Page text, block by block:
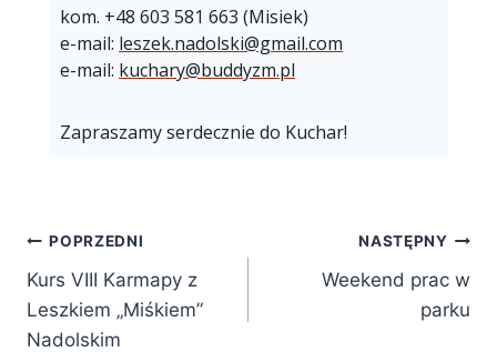
kom. +48 603 581 663 (Misiek)
e-mail: leszek.nadolski@gmail.com
e-mail: kuchary@buddyzm.pl
Zapraszamy serdecznie do Kuchar!
POPRZEDNI
Kurs VIII Karmapy z
Leszkiem „Miśkiem”
Nadolskim
NASTĘPNY
Weekend prac w
parku